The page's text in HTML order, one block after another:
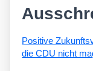
Posi­ti­ve
die CDU nicht